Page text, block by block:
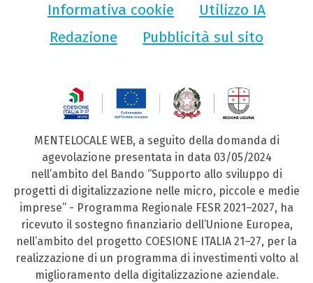
Informativa cookie
Utilizzo IA
Redazione
Pubblicità sul sito
MENTELOCALE WEB, a seguito della domanda di
agevolazione presentata in data 03/05/2024
nell’ambito del Bando “Supporto allo sviluppo di
progetti di digitalizzazione nelle micro, piccole e medie
imprese” - Programma Regionale FESR 2021–2027, ha
ricevuto il sostegno finanziario dell’Unione Europea,
nell’ambito del progetto COESIONE ITALIA 21–27, per la
realizzazione di un programma di investimenti volto al
miglioramento della digitalizzazione aziendale.